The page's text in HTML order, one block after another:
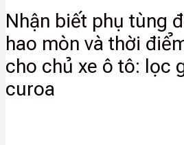
Nhận biết phụ tùng
hao mòn và thời
cho chủ xe ô tô: lọc
curoa